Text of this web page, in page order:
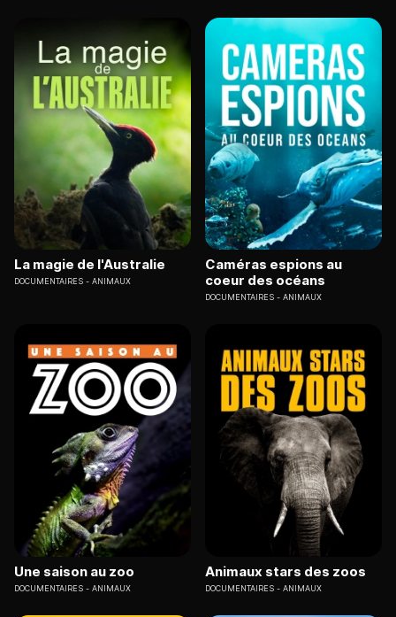
La magie de l'Australie
DOCUMENTAIRES ANIMAUX
Caméras espions au
coeur des océans
DOCUMENTAIRES ANIMAUX
Une saison au zoo
DOCUMENTAIRES ANIMAUX
Animaux stars des zoos
DOCUMENTAIRES ANIMAUX